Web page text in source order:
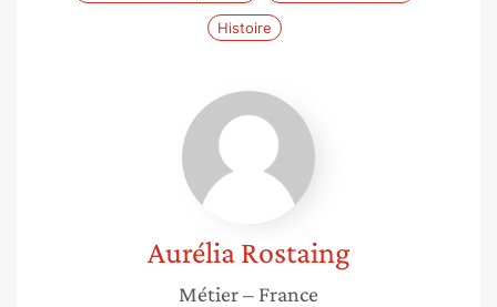
Histoire
Aurélia
Rostaing
Aurélia Rostaing
Métier– France